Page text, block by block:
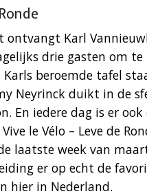
Karl
drie gasten om
Karls beroemde tafel
Neyrinck duikt in de
En iedere dag is er
le Vélo – Leve de
laatste week van
er op echt de
hier in Nederland.